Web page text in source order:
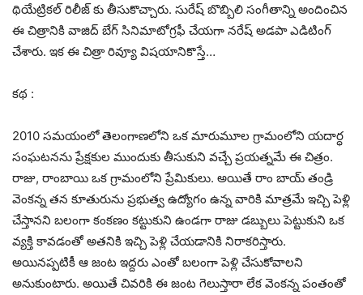
థియేట్రికల్ రిలీజ్ కు తీసుకొచ్చారు. సురేష్ బొబ్బిలి సంగీతాన్ని అందించిన
ఈ చిత్రానికి వాజిద్ బేగ్ సినిమాటోగ్రఫీ చేయగా నరేష్ అడపా ఎడిటింగ్
చేశారు. ఇక ఈ చిత్రా రివ్యూ విషయానికొస్తే…
కథ :
2010 సమయంలో తెలంగాణలోని ఒక మారుమూల గ్రామంలోని యదార్ధ
సంఘటనను ప్రేక్షకుల ముందుకు తీసుకుని వచ్చే ప్రయత్నమే ఈ చిత్రం.
రాజు, రాంబాయి ఒక గ్రామంలోని ప్రేమికులు. అయితే రాం బాయ్ తండ్రి
వెంకన్న తన కూతురును ప్రభుత్వ ఉద్యోగం ఉన్న వారికి మాత్రమే ఇచ్చి పెళ్లి
చేస్తానని బలంగా కంకణం కట్టుకుని ఉండగా రాజు డబ్బులు పెట్టుకుని ఒక
వ్యక్తి కావడంతో అతనికి ఇచ్చి పెళ్లి చేయడానికి నిరాకరిస్తారు.
అయినప్పటికీ ఆ జంట ఇద్దరు ఎంతో బలంగా పెళ్లి చేసుకోవాలని
అనుకుంటారు. అయితే చివరికి ఈ జంట గెలుస్తారా లేక వెంకన్న పంతంతో